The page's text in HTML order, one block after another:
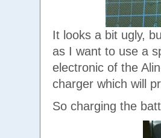
It looks a bit ugly,
as I want to use a
electronic of the
charger which will
So charging the